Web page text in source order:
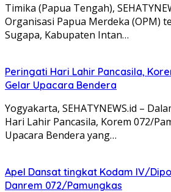
Timika (Papua Tengah),
Organisasi Papua Merdeka (OPM)
Sugapa, Kabupaten Intan…
Peringati Hari Lahir Pancasila,
Gelar Upacara Bendera
Yogyakarta, SEHATYNEWS.id –
Hari Lahir Pancasila, Korem 072/
Upacara Bendera yang…
Apel Dansat tingkat Kodam lV/
Danrem 072/Pamungkas